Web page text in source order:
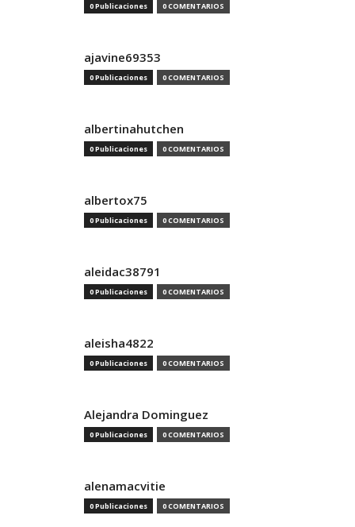
0 Publicaciones 0 COMENTARIOS
ajavine69353
0 Publicaciones 0 COMENTARIOS
albertinahutchen
0 Publicaciones 0 COMENTARIOS
albertox75
0 Publicaciones 0 COMENTARIOS
aleidac38791
0 Publicaciones 0 COMENTARIOS
aleisha4822
0 Publicaciones 0 COMENTARIOS
Alejandra Dominguez
0 Publicaciones 0 COMENTARIOS
alenamacvitie
0 Publicaciones 0 COMENTARIOS